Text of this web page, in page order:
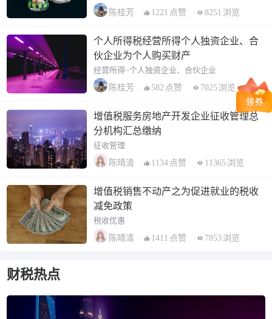
陈桂芳
1221 点赞 8251 浏览
个人所得税经营所得个人独资企业、合
伙企业为个人购买财产
经营所得~个人独资企业、合伙企业
陈桂芳
582 点赞 7025 浏览
增值税服务房地产开发企业征收管理总
分机构汇总缴纳
征收管理
陈晴清
1134 点赞 11365 浏览
增值税销售不动产之为促进就业的税收
减免政策
税收优惠
陈晴清
1411 点赞 7853 浏览
财税热点